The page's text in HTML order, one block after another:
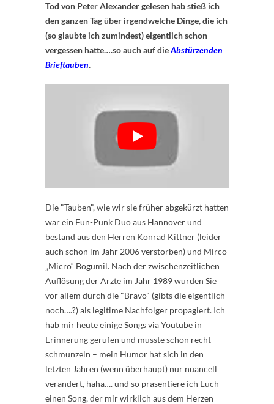
Tod von Peter Alexander gelesen hab stieß ich
den ganzen Tag über irgendwelche Dinge, die ich
(so glaubte ich zumindest) eigentlich schon
vergessen hatte….so auch auf dieAbstürzenden
Brieftauben.
Die "Tauben", wie wir sie früher abgekürzt hatten
war ein Fun-Punk Duo aus Hannover und
bestand aus den Herren Konrad Kittner (leider
auch schon im Jahr 2006 verstorben) und Mirco
„Micro“ Bogumil. Nach der zwischenzeitlichen
Auflösung der Ärzte im Jahr 1989 wurden Sie
vor allem durch die "Bravo" (gibts die eigentlich
noch….?) als legitime Nachfolger propagiert. Ich
hab mir heute einige Songs via Youtube in
Erinnerung gerufen und musste schon recht
schmunzeln – mein Humor hat sich in den
letzten Jahren (wenn überhaupt) nur nuancell
verändert, haha…. und so präsentiere ich Euch
einen Song, der mir wirklich aus dem Herzen